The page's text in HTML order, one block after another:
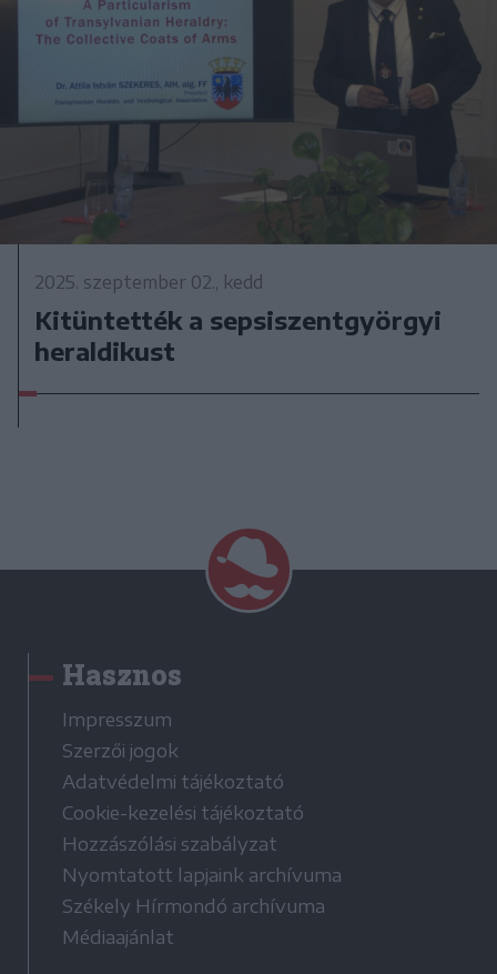
2025. szeptember 02., kedd
Kitüntették a sepsiszentgyörgyi
heraldikust
Hasznos
Impresszum
Szerzői jogok
Adatvédelmi tájékoztató
Cookie-kezelési tájékoztató
Hozzászólási szabályzat
Nyomtatott lapjaink archívuma
Székely Hírmondó archívuma
Médiaajánlat